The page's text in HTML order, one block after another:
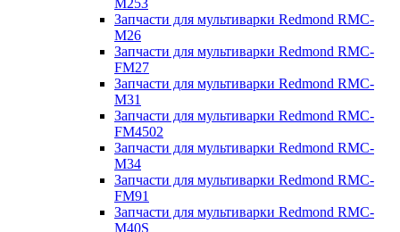
M253
Запчасти для мультиварки Redmond RMC-
M26
Запчасти для мультиварки Redmond RMC-
FM27
Запчасти для мультиварки Redmond RMC-
M31
Запчасти для мультиварки Redmond RMC-
FM4502
Запчасти для мультиварки Redmond RMC-
M34
Запчасти для мультиварки Redmond RMC-
FM91
Запчасти для мультиварки Redmond RMC-
M40S